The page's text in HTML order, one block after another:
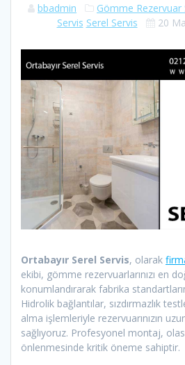
bbadmin Gömme Rezervuar
Servis Serel Servis 20
Ortabayır Serel Servis, olarak
ekibi, gömme rezervuarlarınızı en
konumlandırarak fabrika
Hidrolik bağlantılar, sızdırmazlık
alma işlemleriyle rezervuarınızın
sağlıyoruz. Profesyonel montaj,
önlenmesinde kritik öneme sahiptir.